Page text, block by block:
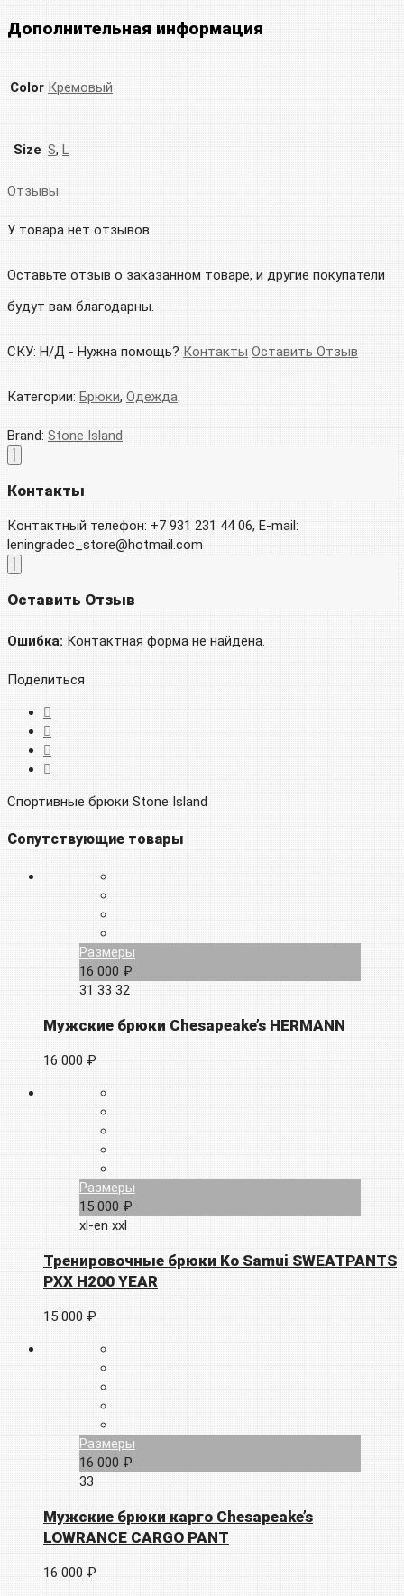
Дополнительная информация
Color Кремовый
Size S, L
Отзывы
У товара нет отзывов.
Оставьте отзыв о заказанном товаре, и другие покупатели
будут вам благодарны.
СКУ: Н/Д - Нужна помощь? Контакты Оставить Отзыв
Категории: Брюки, Одежда
Brand: Stone Island
Контакты
Контактный телефон: +7 931 231 44 06, E-mail:
leningradec_store@hotmail.com
Оставить Отзыв
Ошибка: Контактная форма не найдена.
Поделиться
Спортивные брюки Stone Island
Сопутствующие товары
Размеры
16 000 ₽
31 33 32
Мужские брюки Chesapeake’s HERMANN
16 000 ₽
Размеры
15 000 ₽
xl-en xxl
Тренировочные брюки Ko Samui SWEATPANTS
PXX H200 YEAR
15 000 ₽
Размеры
16 000 ₽
33
Мужские брюки карго Chesapeake’s
LOWRANCE CARGO PANT
16 000 ₽